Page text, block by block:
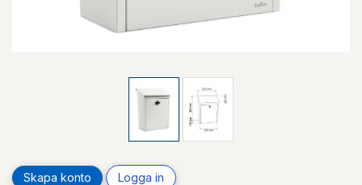
Skapa konto Logga in